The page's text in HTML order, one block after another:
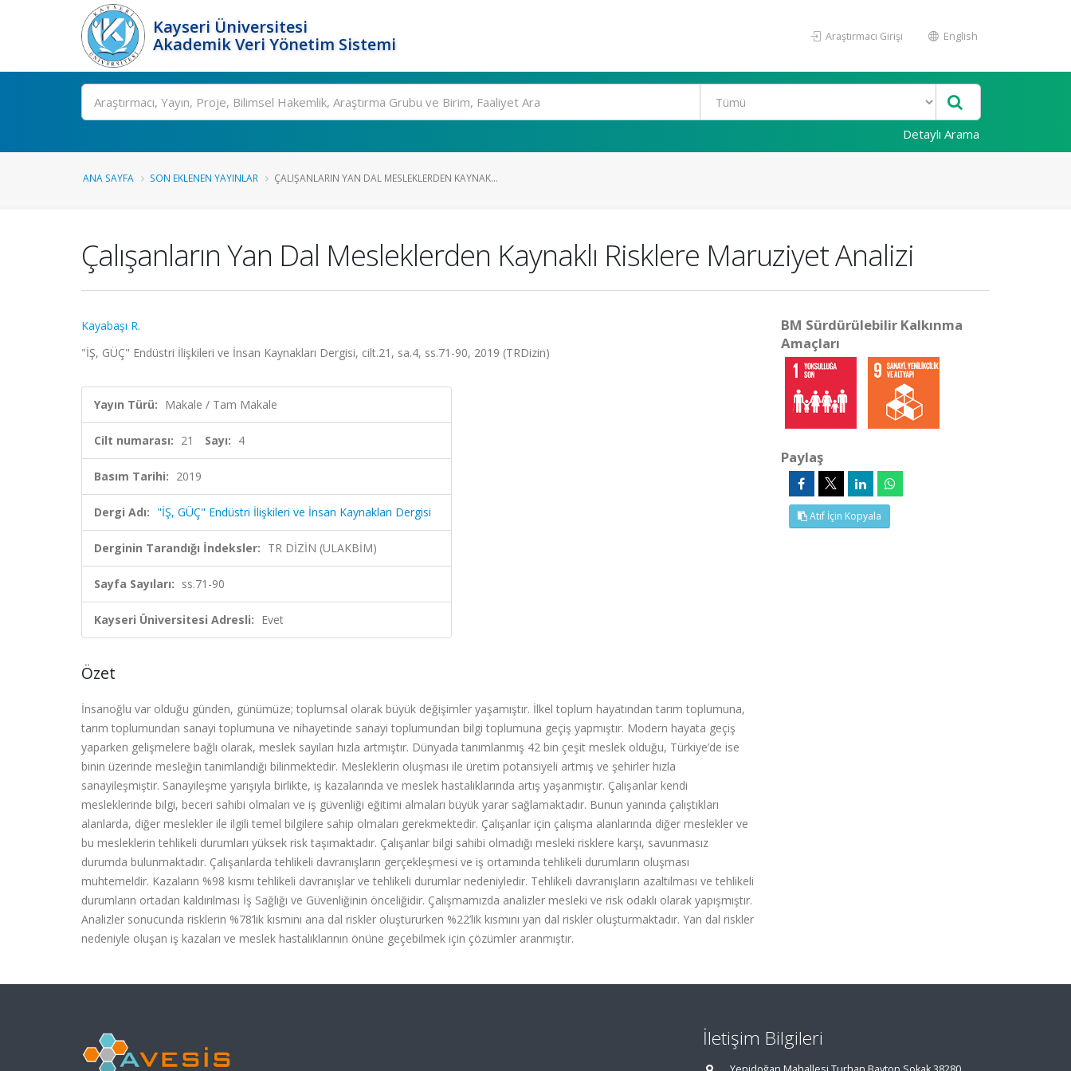
Kayseri Üniversitesi
Akademik Veri Yönetim Sistemi
Araştırmacı Girişi English
Ara
Detaylı Arama
ANA SAYFA SON EKLENEN YAYINLAR ÇALIŞANLARIN YAN DAL MESLEKLERDEN KAYNAK...
Çalışanların Yan Dal Mesleklerden Kaynaklı Risklere Maruziyet Analizi
Kayabaşı R.
"İŞ, GÜÇ" Endüstri İlişkileri ve İnsan Kaynakları Dergisi, cilt.21, sa.4, ss.71-90, 2019 (TRDizin)
Yayın Türü: Makale / Tam Makale
Cilt numarası: 21 Sayı: 4
Basım Tarihi: 2019
Dergi Adı: "İŞ, GÜÇ" Endüstri İlişkileri ve İnsan Kaynakları Dergisi
Derginin Tarandığı İndeksler: TR DİZİN (ULAKBİM)
Sayfa Sayıları: ss.71-90
Kayseri Üniversitesi Adresli: Evet
Özet
İnsanoğlu var olduğu günden, günümüze; toplumsal olarak büyük değişimler yaşamıştır. İlkel toplum hayatından tarım toplumuna,
tarım toplumundan sanayi toplumuna ve nihayetinde sanayi toplumundan bilgi toplumuna geçiş yapmıştır. Modern hayata geçiş
yaparken gelişmelere bağlı olarak, meslek sayıları hızla artmıştır. Dünyada tanımlanmış 42 bin çeşit meslek olduğu, Türkiye’de ise
binin üzerinde mesleğin tanımlandığı bilinmektedir. Mesleklerin oluşması ile üretim potansiyeli artmış ve şehirler hızla
sanayileşmiştir. Sanayileşme yarışıyla birlikte, iş kazalarında ve meslek hastalıklarında artış yaşanmıştır. Çalışanlar kendi
mesleklerinde bilgi, beceri sahibi olmaları ve iş güvenliği eğitimi almaları büyük yarar sağlamaktadır. Bunun yanında çalıştıkları
alanlarda, diğer meslekler ile ilgili temel bilgilere sahip olmaları gerekmektedir. Çalışanlar için çalışma alanlarında diğer meslekler ve
bu mesleklerin tehlikeli durumları yüksek risk taşımaktadır. Çalışanlar bilgi sahibi olmadığı mesleki risklere karşı, savunmasız
durumda bulunmaktadır. Çalışanlarda tehlikeli davranışların gerçekleşmesi ve iş ortamında tehlikeli durumların oluşması
muhtemeldir. Kazaların %98 kısmı tehlikeli davranışlar ve tehlikeli durumlar nedeniyledir. Tehlikeli davranışların azaltılması ve tehlikeli
durumların ortadan kaldırılması İş Sağlığı ve Güvenliğinin önceliğidir. Çalışmamızda analizler mesleki ve risk odaklı olarak yapışmıştır.
Analizler sonucunda risklerin %78’lik kısmını ana dal riskler oluştururken %22’lik kısmını yan dal riskler oluşturmaktadır. Yan dal riskler
nedeniyle oluşan iş kazaları ve meslek hastalıklarının önüne geçebilmek için çözümler aranmıştır.
BM Sürdürülebilir Kalkınma
Amaçları
Paylaş
Atıf İçin Kopyala
İletişim Bilgileri